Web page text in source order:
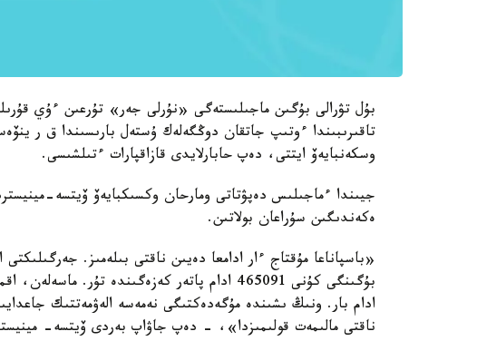
بۇل تۋرالى بۇگىن ماجىلىستەگى «نۇرلى جەر» تۇرعىن ءۇي
تاقىرىبىندا ءوتىپ جاتقان دوڭگەلەك ۇستەل بارىسىندا ق ر
وسكەنبايەۆ ايتتى، دەپ حابارلايدى قازاقپارات ءتىلشىسى.
جيىندا ءماجىلىس دەپۋتاتى ومارحان وكسىكبايەۆ ۆيتسە-
ەكەندىگىن سۇراعان بولاتىن.
«باسپاناعا مۇقتاج ءار ادامعا دەيىن ناقتى بىلەمىز.
ادام بار. ونىڭ ىشىندە مۇگەدەكتىگى نەمەسە الەۋمەتتىك
ناقتى مالىمەت قولىمىزدا»، - دەپ جاۋاپ بەردى ۆيتسە-